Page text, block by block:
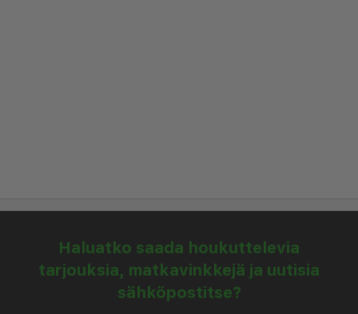
Talvella hotellin kodikkaat sisätilat tarjoavat
lämpimän turvapaikan nähtävyyksien katselun tai
Haluatko saada houkuttelevia
tarjouksia, matkavinkkejä ja uutisia
sähköpostitse?